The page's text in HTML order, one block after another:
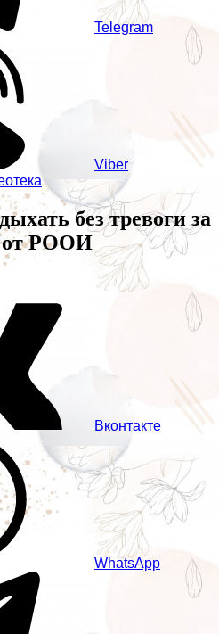
Telegram
Viber
без тревоги за
от РООИ
Вконтакте
WhatsApp